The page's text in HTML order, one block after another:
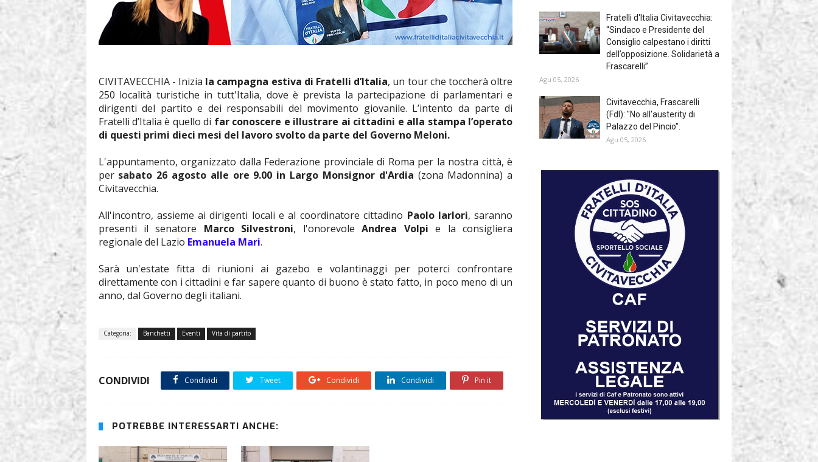
CIVITAVECCHIA - Inizia la campagna estiva di Fratelli d’Italia, un tour che toccherà oltre
250 località turistiche in tutt'Italia, dove è prevista la partecipazione di parlamentari e
dirigenti del partito e dei responsabili del movimento giovanile. L’intento da parte di
Fratelli d’Italia è quello di far conoscere e illustrare ai cittadini e alla stampa l’operato
di questi primi dieci mesi del lavoro svolto da parte del Governo Meloni.
L'appuntamento, organizzato dalla Federazione provinciale di Roma per la nostra città, è
per sabato 26 agosto alle ore 9.00 in Largo Monsignor d'Ardia (zona Madonnina) a
Civitavecchia.
All'incontro, assieme ai dirigenti locali e al coordinatore cittadino Paolo Iarlori, saranno
presenti il senatore Marco Silvestroni, l'onorevoleAndrea Volpi e la consigliera
regionale del Lazio Emanuela Mari.
Sarà un'estate fitta di riunioni ai gazebo e volantinaggi per poterci confrontare
direttamente con i cittadini e far sapere quanto di buono è stato fatto, in poco meno di un
anno, dal Governo degli italiani.
Categoria: Banchetti Eventi Vita di partito
CONDIVIDI Condividi Tweet Condividi Condividi Pin it
POTREBBE INTERESSARTI ANCHE:
Fratelli d'Italia Civitavecchia:
“Sindaco e Presidente del
Consiglio calpestano i diritti
dell’opposizione. Solidarietà a
Frascarelli”
Agu 05, 2026
Civitavecchia, Frascarelli
(FdI): "No all'austerity di
Palazzo del Pincio".
Agu 05, 2026